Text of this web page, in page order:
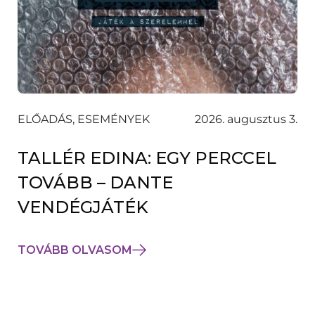
ELŐADÁS, ESEMÉNYEK 2026. augusztus 3.
TALLÉR EDINA: EGY PERCCEL
TOVÁBB – DANTE
VENDÉGJÁTÉK
TOVÁBB OLVASOM